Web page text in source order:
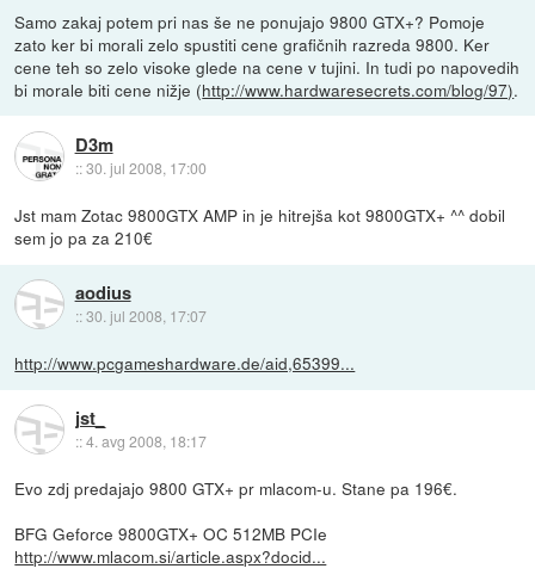
Samo zakaj potem pri nas še ne ponujajo 9800 GTX+? Pomoje
zato ker bi morali zelo spustiti cene grafičnih razreda 9800. Ker
cene teh so zelo visoke glede na cene v tujini. In tudi po napovedih
bi morale biti cene nižje (http://www.hardwaresecrets.com/blog/97).
D3m
::30. jul 2008, 17:00
Jst mam Zotac 9800GTX AMP in je hitrejša kot 9800GTX+ ^^ dobil
sem jo pa za 210€
aodius
::30. jul 2008, 17:07
http://www.pcgameshardware.de/aid,65399...
jst_
::4. avg 2008, 18:17
Evo zdj predajajo 9800 GTX+ pr mlacom-u. Stane pa 196€.
BFG Geforce 9800GTX+ OC 512MB PCIe
http://www.mlacom.si/article.aspx?docid...